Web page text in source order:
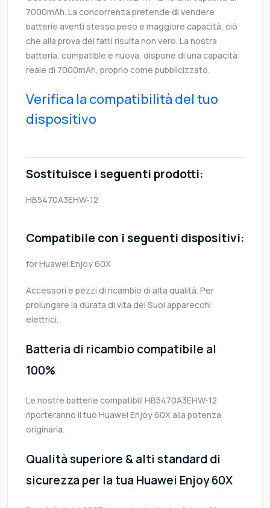
7000mAh. La concorrenza pretende di vendere
batterie aventi stesso peso e maggiore capacità, ciò
che alla prova dei fatti risulta non vero. La nostra
batteria, compatible e nuova, dispone di una capacità
reale di 7000mAh, proprio come pubblicizzato.
Verifica la compatibilità del tuo
dispositivo
Sostituisce i seguenti prodotti:
HB5470A3EHW-12
Compatibile con i seguenti dispositivi:
for Huawei Enjoy 60X
Accessori e pezzi di ricambio di alta qualità. Per
prolungare la durata di vita dei Suoi apparecchi
elettrici.
Batteria di ricambio compatibile al
100%
Le nostre batterie compatibili HB5470A3EHW-12
riporteranno il tuo Huawei Enjoy 60X alla potenza
originaria.
Qualità superiore & alti standard di
sicurezza per la tua Huawei Enjoy 60X